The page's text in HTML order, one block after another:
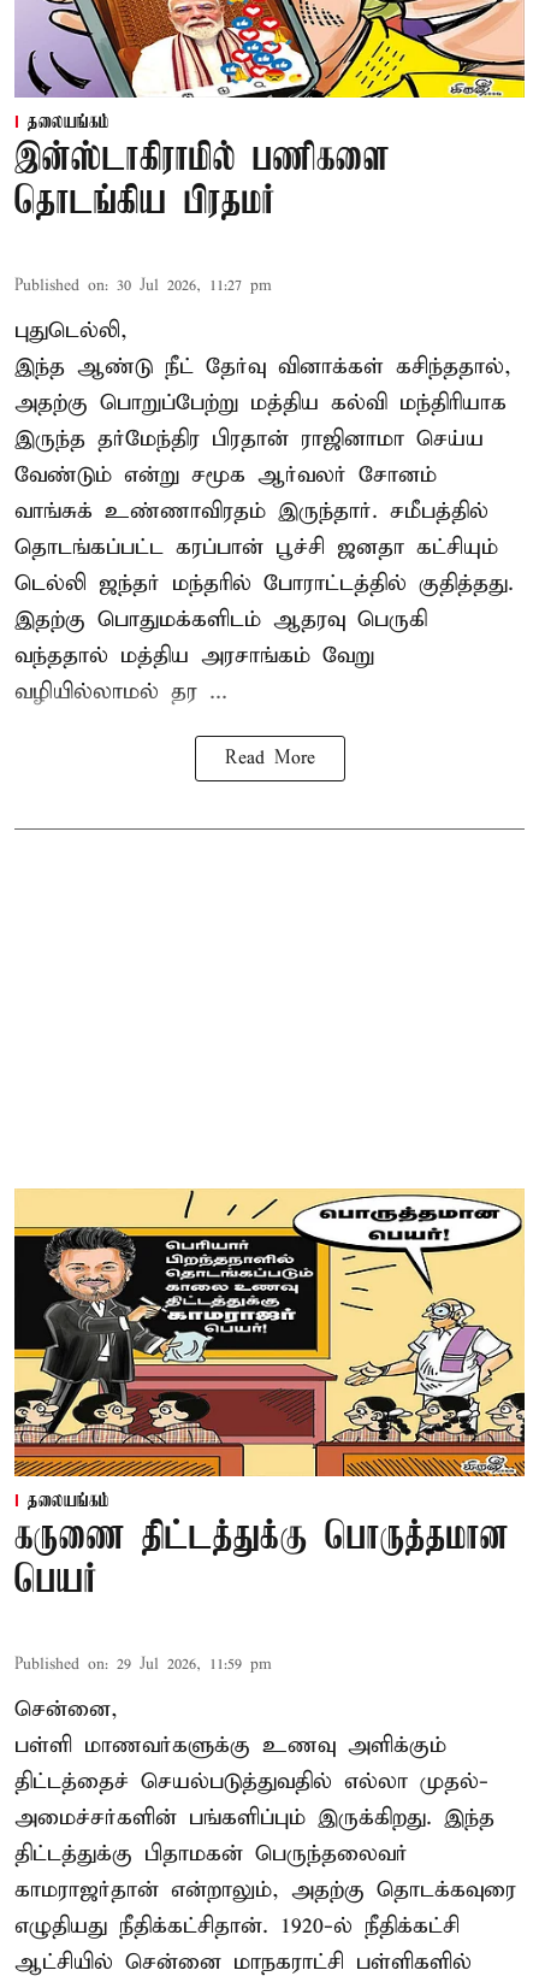
தலையங்கம்
இன்ஸ்டாகிராமில் பணிகளை
தொடங்கிய பிரதமர்
Published on: 30 Jul 2026, 11:27 pm
புதுடெல்லி,
இந்த ஆண்டு நீட் தேர்வு வினாக்கள் கசிந்ததால்,
அதற்கு பொறுப்பேற்று மத்திய கல்வி மந்திரியாக
இருந்த தர்மேந்திர பிரதான் ராஜினாமா செய்ய
வேண்டும் என்று சமூக ஆர்வலர் சோனம்
வாங்சுக் உண்ணாவிரதம் இருந்தார். சமீபத்தில்
தொடங்கப்பட்ட கரப்பான் பூச்சி ஜனதா கட்சியும்
டெல்லி ஜந்தர் மந்தரில் போராட்டத்தில் குதித்தது.
இதற்கு பொதுமக்களிடம் ஆதரவு பெருகி
வந்ததால் மத்திய அரசாங்கம் வேறு
வழியில்லாமல் தர ...
Read More
தலையங்கம்
கருணை திட்டத்துக்கு பொருத்தமான
பெயர்
Published on: 29 Jul 2026, 11:59 pm
சென்னை,
பள்ளி மாணவர்களுக்கு உணவு அளிக்கும்
திட்டத்தைச் செயல்படுத்துவதில் எல்லா முதல்-
அமைச்சர்களின் பங்களிப்பும் இருக்கிறது. இந்த
திட்டத்துக்கு பிதாமகன் பெருந்தலைவர்
காமராஜர்தான் என்றாலும், அதற்கு தொடக்கவுரை
எழுதியது நீதிக்கட்சிதான். 1920-ல் நீதிக்கட்சி
ஆட்சியில் சென்னை மாநகராட்சி பள்ளிகளில்